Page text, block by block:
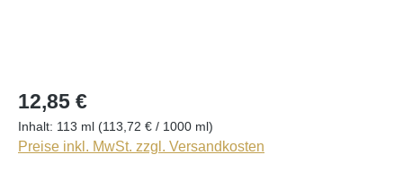
12,85 €
Inhalt: 113 ml (113,72 € / 1000 ml)
Preise inkl. MwSt. zzgl. Versandkosten